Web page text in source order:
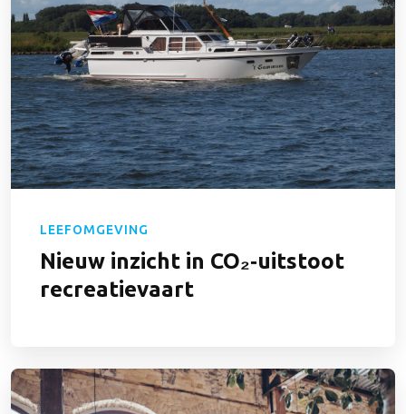
LEEFOMGEVING
Nieuw inzicht in CO₂‑uitstoot
recreatievaart